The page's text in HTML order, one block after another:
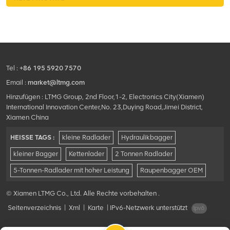
Hundegang ausgestattet.
Tel : +86 195 5920 7570
Email : market@ltmg.com
Hinzufügen : LTMG Group, 2nd Floor,1-2, Electronics City(Xiamen)
International Innovation Center,No. 23,Duying Road,Jimei District,
Xiamen China
HEISSE TAGS : kleine Radlader Hydraulikbagger
kleiner Bagger Kettenlader 2 Tonnen Radlader
5-Tonnen-Radlader mit hoher Leistung Raupenbagger OEM
© Xiamen LTMG Co., Ltd. Alle Rechte vorbehalten .
Seitenverzeichnis
Xml Karte IPv6-Netzwerk unterstützt